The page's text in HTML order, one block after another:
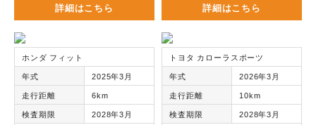
詳細はこちら 詳細はこちら
ホンダ フィット
年式 2025年3月
走行距離 6km
検査期限 2028年3月
トヨタ カローラスポーツ
年式 2026年3月
走行距離 10km
検査期限 2028年3月